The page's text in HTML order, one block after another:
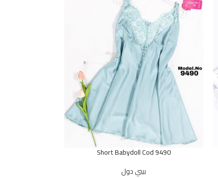
Short Babydoll Cod 9490
بيبي دول